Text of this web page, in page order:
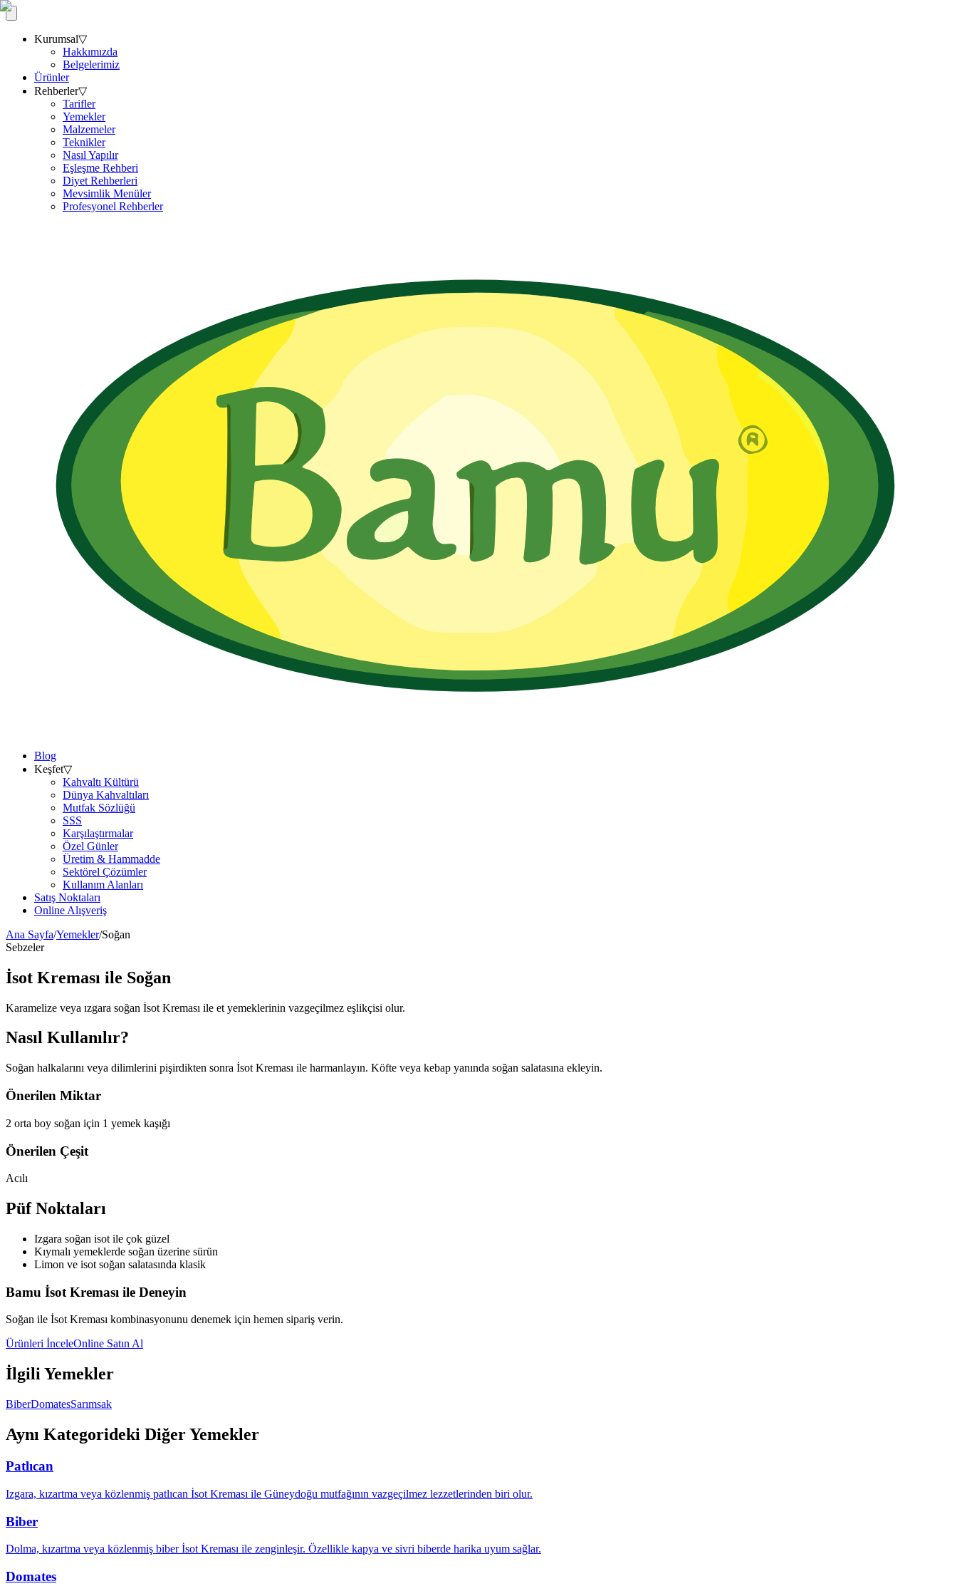
Kurumsal▽
Hakkımızda
Belgelerimiz
Ürünler
Rehberler▽
Tarifler
Yemekler
Malzemeler
Teknikler
Nasıl Yapılır
Eşleşme Rehberi
Diyet Rehberleri
Mevsimlik Menüler
Profesyonel Rehberler
Blog
Keşfet▽
Kahvaltı Kültürü
Dünya Kahvaltıları
Mutfak Sözlüğü
SSS
Karşılaştırmalar
Özel Günler
Üretim & Hammadde
Sektörel Çözümler
Kullanım Alanları
Satış Noktaları
Online Alışveriş
Ana Sayfa/Yemekler/Soğan
Sebzeler
İsot Kreması ile Soğan
Karamelize veya ızgara soğan İsot Kreması ile et yemeklerinin vazgeçilmez eşlikçisi olur.
Nasıl Kullanılır?
Soğan halkalarını veya dilimlerini pişirdikten sonra İsot Kreması ile harmanlayın. Köfte veya kebap yanında soğan salatasına ekleyin.
Önerilen Miktar
2 orta boy soğan için 1 yemek kaşığı
Önerilen Çeşit
Acılı
Püf Noktaları
Izgara soğan isot ile çok güzel
Kıymalı yemeklerde soğan üzerine sürün
Limon ve isot soğan salatasında klasik
Bamu İsot Kreması ile Deneyin
Soğan ile İsot Kreması kombinasyonunu denemek için hemen sipariş verin.
Ürünleri İnceleOnline Satın Al
İlgili Yemekler
BiberDomatesSarımsak
Aynı Kategorideki Diğer Yemekler
Patlıcan
Izgara, kızartma veya közlenmiş patlıcan İsot Kreması ile Güneydoğu mutfağının vazgeçilmez lezzetlerinden biri olur.
Biber
Dolma, kızartma veya közlenmiş biber İsot Kreması ile zenginleşir. Özellikle kapya ve sivri biberde harika uyum sağlar.
Domates